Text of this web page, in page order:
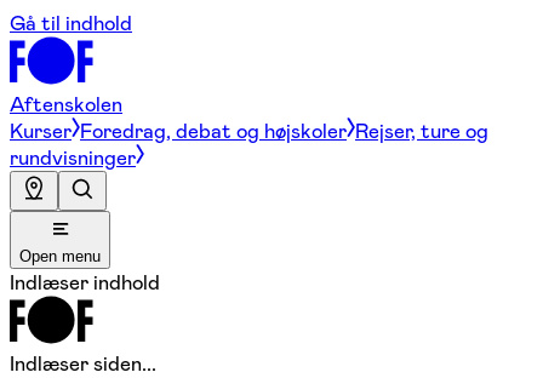
Gå til indhold
Aftenskolen
Kurser Foredrag, debat og højskoler Rejser, ture og
rundvisninger
Open menu
Indlæser indhold
Indlæser siden...